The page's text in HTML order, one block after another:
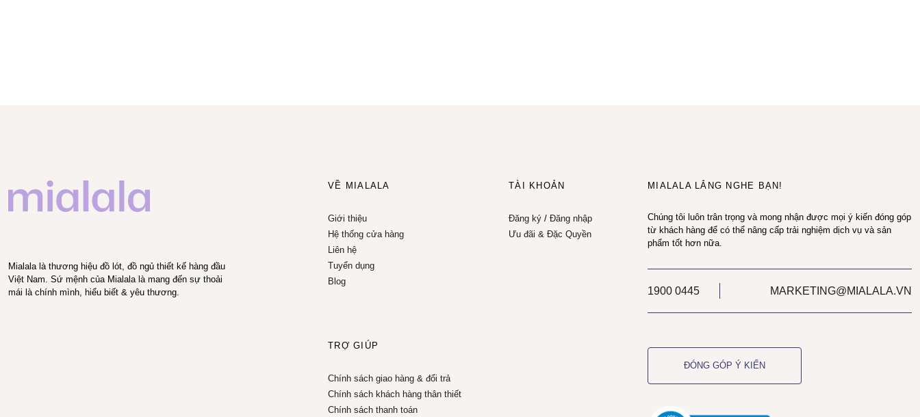
Mialala là thương hiệu đồ lót, đồ ngủ thiết kế hàng đầu
Việt Nam. Sứ mệnh của Mialala là mang đến sự thoải
mái là chính mình, hiểu biết & yêu thương.
VỀ MIALALA
Giới thiệu
Hệ thống cửa hàng
Liên hệ
Tuyển dụng
Blog
TÀI KHOẢN
Đăng ký/ Đăng nhập
Ưu đãi & Đặc Quyền
TRỢ GIÚP
Chính sách giao hàng & đổi trả
Chính sách khách hàng thân thiết
Chính sách thanh toán
MIALALA LẮNG NGHE BẠN!
Chúng tôi luôn trân trọng và mong nhận được mọi ý kiến đóng góp
từ khách hàng để có thể nâng cấp trải nghiệm dịch vụ và sản
phẩm tốt hơn nữa.
1900 0445 MARKETING@MIALALA.VN
ĐÓNG GÓP Ý KIẾN